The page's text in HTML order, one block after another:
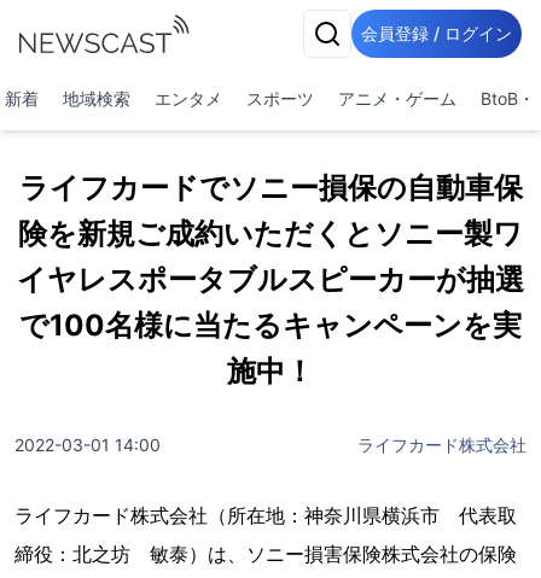
会員登録 / ログイン
新着 地域検索 エンタメ スポーツ アニメ・ゲーム BtoB・
ライフカードでソニー損保の自動車保
険を新規ご成約いただくとソニー製ワ
イヤレスポータブルスピーカーが抽選
で100名様に当たるキャンペーンを実
施中！
2022-03-01 14:00 ライフカード株式会社
ライフカード株式会社（所在地：神奈川県横浜市 代表取
締役：北之坊 敏泰）は、ソニー損害保険株式会社の保険